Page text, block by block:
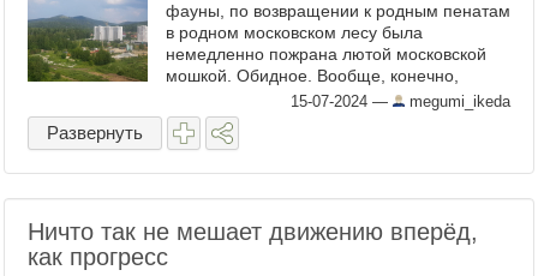
фауны, по возвращении к родным пенатам
в родном московском лесу была
немедленно пожрана лютой московской
мошкой. Обидное. Вообще, конечно,
отдыхать не работать, в отпуске
выпадаешь из привычного круга бытовых
...
15-07-2024 — megumi_ikeda
Развернуть
Ничто так не мешает движению вперёд,
как прогресс